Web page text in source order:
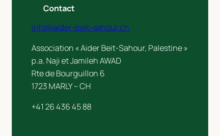
Contact
info@aider-beit-sahour.ch
Association « Aider Beit-Sahour, Palestine »
p.a. Naji et Jamileh AWAD
Rte de Bourguillon 6
1723 MARLY – CH
+41 26 436 45 88